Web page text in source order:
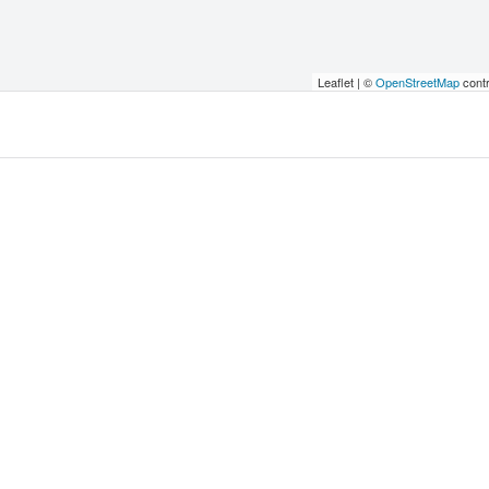
Leaflet | ©OpenStreetMap